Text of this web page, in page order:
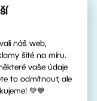
náš web,
šité na míru.
vaše údaje
to odmítnout, ale
💚💙
že
v